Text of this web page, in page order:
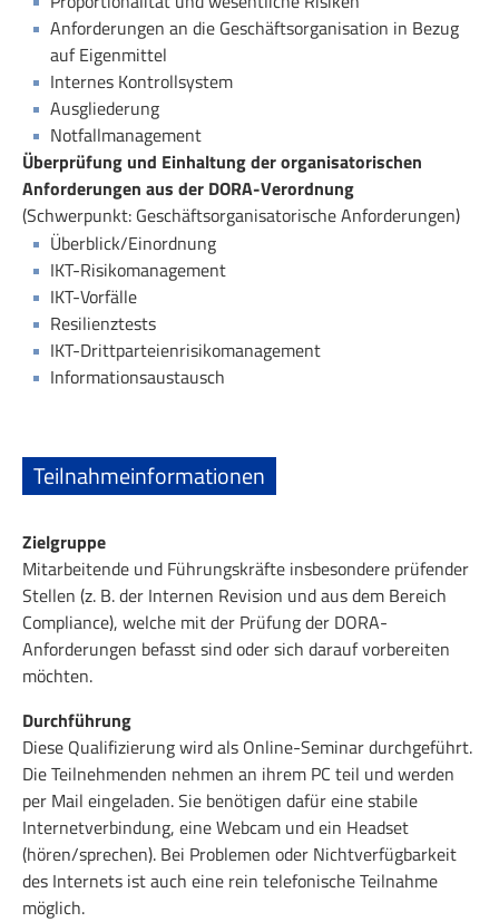
Anforderungen an die Geschäftsorganisation in Bezug
auf Eigenmittel
Internes Kontrollsystem
Ausgliederung
Notfallmanagement
Überprüfung und Einhaltung der organisatorischen
Anforderungen aus der DORA-Verordnung
(Schwerpunkt: Geschäftsorganisatorische Anforderungen)
Überblick/Einordnung
IKT-Risikomanagement
IKT-Vorfälle
Resilienztests
IKT-Drittparteienrisikomanagement
Informationsaustausch
Teilnahmeinformationen
Zielgruppe
Mitarbeitende und Führungskräfte insbesondere prüfender
Stellen (z. B. der Internen Revision und aus dem Bereich
Compliance), welche mit der Prüfung der DORA-
Anforderungen befasst sind oder sich darauf vorbereiten
möchten.
Durchführung
Diese Qualifizierung wird als Online-Seminar durchgeführt.
Die Teilnehmenden nehmen an ihrem PC teil und werden
per Mail eingeladen. Sie benötigen dafür eine stabile
Internetverbindung, eine Webcam und ein Headset
(hören/sprechen). Bei Problemen oder Nichtverfügbarkeit
des Internets ist auch eine rein telefonische Teilnahme
möglich.